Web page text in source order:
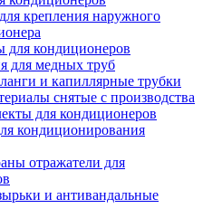
крепления наружного
кондиционеров
для медных труб
и капиллярные трубки
снятые с производства
для кондиционеров
кондиционирования
отражатели для
и антивандальные